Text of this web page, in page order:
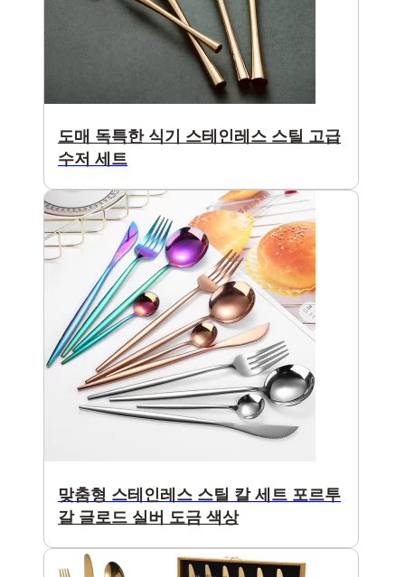
도매 독특한 식기 스테인레스 스틸 고급
수저 세트
맞춤형 스테인레스 스틸 칼 세트 포르투
갈 글로드 실버 도금 색상